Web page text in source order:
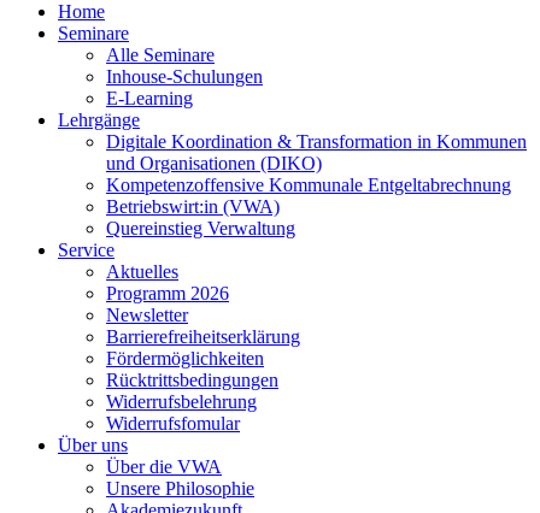
Home
Seminare
Alle Seminare
Inhouse-Schulungen
E-Learning
Lehrgänge
Digitale Koordination & Transformation in Kommunen
und Organisationen (DIKO)
Kompetenzoffensive Kommunale Entgeltabrechnung
Betriebswirt:in (VWA)
Quereinstieg Verwaltung
Service
Aktuelles
Programm 2026
Newsletter
Barrierefreiheitserklärung
Fördermöglichkeiten
Rücktrittsbedingungen
Widerrufsbelehrung
Widerrufsfomular
Über uns
Über die VWA
Unsere Philosophie